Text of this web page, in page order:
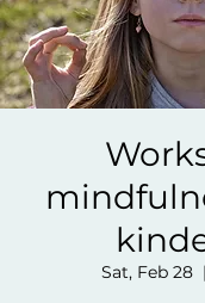
Sat, Feb 28
  |